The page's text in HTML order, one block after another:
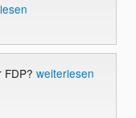
FDP? weiterlesen